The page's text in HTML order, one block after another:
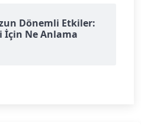
Dönemli Etkiler:
İçin Ne Anlama